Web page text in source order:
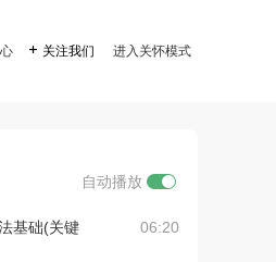
 关注我们 进入关怀模式
自动播放
基础(关键
06:20